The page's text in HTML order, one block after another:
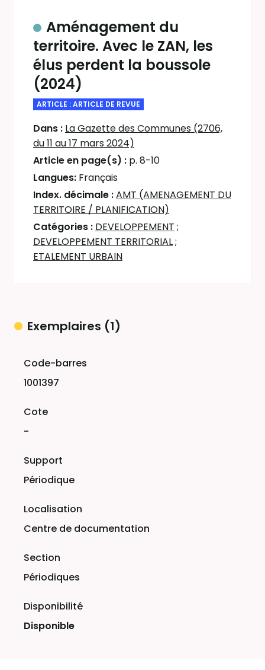
Aménagement du
territoire. Avec le ZAN, les
élus perdent la boussole
(2024)
ARTICLE : ARTICLE DE REVUE
Dans : La Gazette des Communes (2706,
du 11 au 17 mars 2024)
Article en page(s) : p. 8-10
Langues: Français
Index. décimale :AMT (AMENAGEMENT DU
TERRITOIRE / PLANIFICATION)
Catégories : DEVELOPPEMENT ;
DEVELOPPEMENT TERRITORIAL;
ETALEMENT URBAIN
Exemplaires (1)
1001397
-
Périodique
Centre de documentation
Périodiques
Disponible